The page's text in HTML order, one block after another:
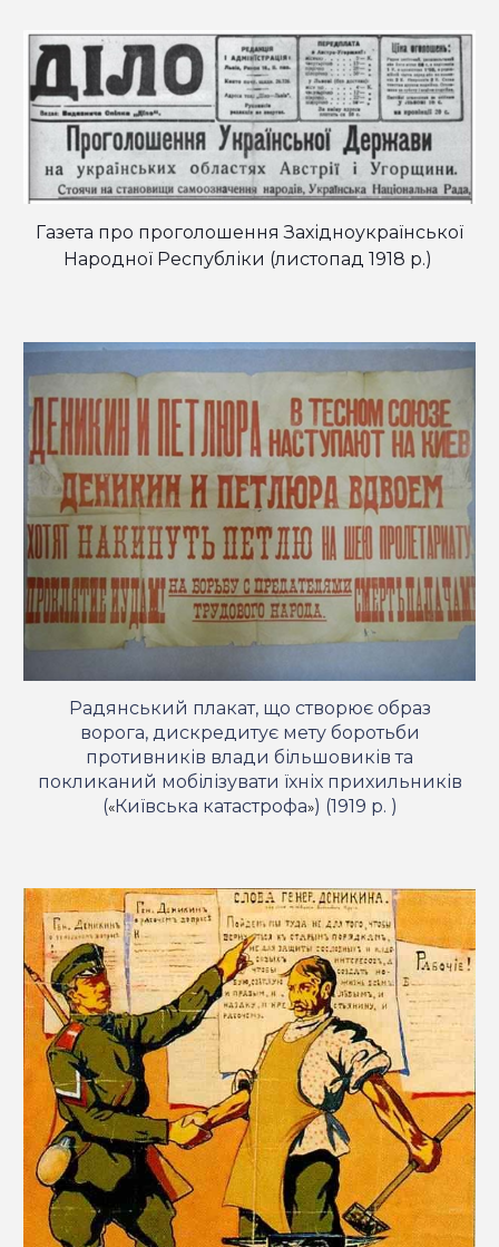
Газета про проголошення Західноукраїнської
Народної Республіки (листопад 1918 р.)
Радянський плакат, що створює образ
ворога, дискредитує мету боротьби
противників влади більшовиків та
покликаний мобілізувати їхніх прихильників
(«Київська катастрофа») (1919 р. )